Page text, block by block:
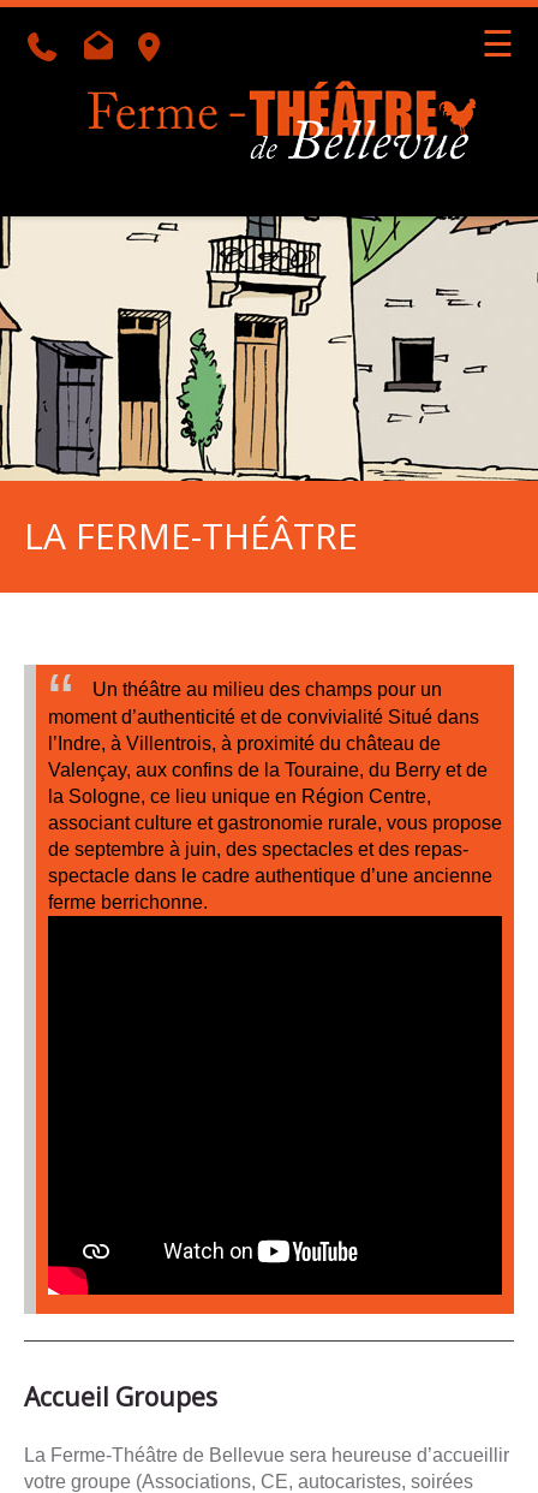
Accueil
l'Équipe
Appelez-
nous
☰
LA FERME-THÉÂTRE
Un théâtre au milieu des champs pour un
moment d’authenticité et de convivialité Situé dans
l’Indre, à Villentrois, à proximité du château de
Valençay, aux confins de la Touraine, du Berry et de
la Sologne, ce lieu unique en Région Centre,
associant culture et gastronomie rurale, vous propose
de septembre à juin, des spectacles et des repas-
spectacle dans le cadre authentique d’une ancienne
ferme berrichonne.
Accueil Groupes
La Ferme-Théâtre de Bellevue sera heureuse d’accueillir
votre groupe (Associations, CE, autocaristes, soirées